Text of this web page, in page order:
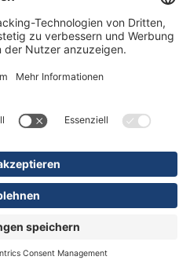
MEHR ERFAHREN
Orthopädie